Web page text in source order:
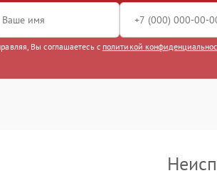
Вы соглашаетесь с политикой